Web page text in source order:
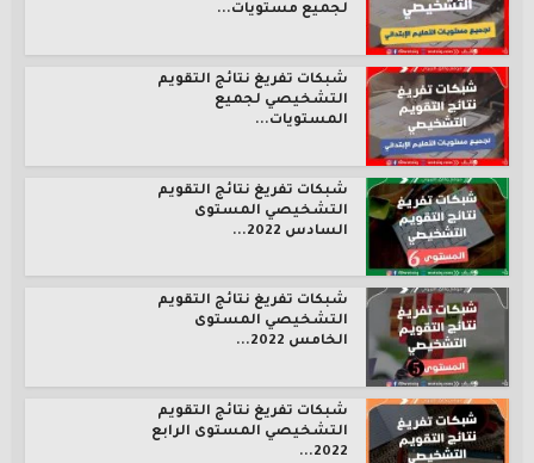
لجميع مستويات...
شبكات تفريغ نتائج التقويم
التشخيصي لجميع
المستويات...
شبكات تفريغ نتائج التقويم
التشخيصي المستوى
السادس 2022...
شبكات تفريغ نتائج التقويم
التشخيصي المستوى
الخامس 2022...
شبكات تفريغ نتائج التقويم
التشخيصي المستوى الرابع
2022...